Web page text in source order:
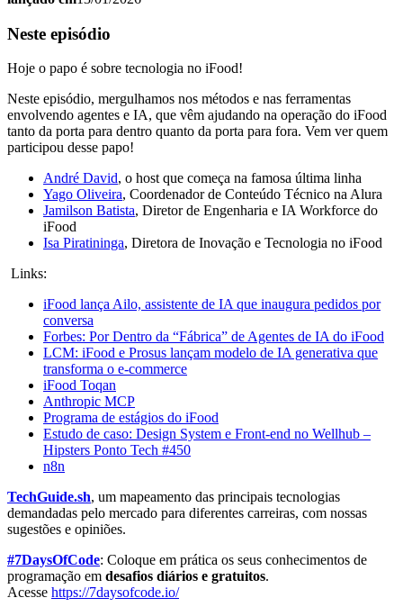
Neste episódio
Hoje o papo é sobre tecnologia no iFood!
Neste episódio, mergulhamos nos métodos e nas ferramentas
envolvendo agentes e IA, que vêm ajudando na operação do iFood
tanto da porta para dentro quanto da porta para fora. Vem ver quem
participou desse papo!
André David, o host que começa na famosa última linha
Yago Oliveira, Coordenador de Conteúdo Técnico na Alura
Jamilson Batista, Diretor de Engenharia e IA Workforce do
iFood
Isa Piratininga, Diretora de Inovação e Tecnologia no iFood
Links:
iFood lança Ailo, assistente de IA que inaugura pedidos por
conversa
Forbes: Por Dentro da “Fábrica” de Agentes de IA do iFood
LCM: iFood e Prosus lançam modelo de IA generativa que
transforma o e-commerce
iFood Toqan
Anthropic MCP
Programa de estágios do iFood
Estudo de caso: Design System e Front-end no Wellhub –
Hipsters Ponto Tech #450
n8n
TechGuide.sh, um mapeamento das principais tecnologias
demandadas pelo mercado para diferentes carreiras, com nossas
sugestões e opiniões.
#7DaysOfCode: Coloque em prática os seus conhecimentos de
programação em desafios diários e gratuitos.
Acesse https://7daysofcode.io/